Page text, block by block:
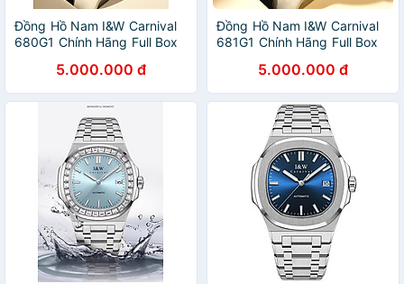
Đồng Hồ Nam I&W Carnival
680G1 Chính Hãng Full Box
Xước Dây Da Cao Cấp BH 5
NAM
5.000.000 đ
Đồng Hồ Nam I&W Carnival
681G1 Chính Hãng Full Box
Xước Dây Da Cao Cấp BH 5
NAM
5.000.000 đ